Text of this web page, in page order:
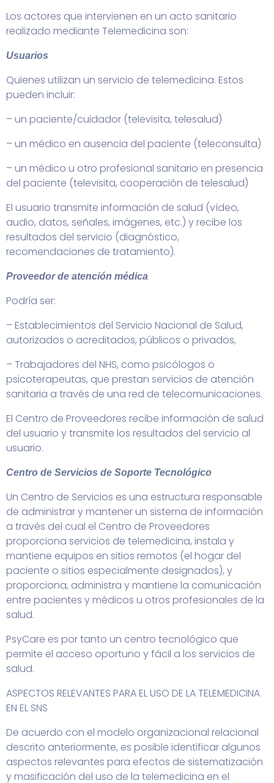
Los actores que intervienen en un acto sanitario
realizado mediante Telemedicina son:
Usuarios
Quienes utilizan un servicio de telemedicina. Estos
pueden incluir:
– un paciente/cuidador (televisita, telesalud)
– un médico en ausencia del paciente (teleconsulta)
– un médico u otro profesional sanitario en presencia
del paciente (televisita, cooperación de telesalud)
El usuario transmite información de salud (vídeo,
audio, datos, señales, imágenes, etc.) y recibe los
resultados del servicio (diagnóstico,
recomendaciones de tratamiento).
Proveedor de atención médica
Podría ser:
– Establecimientos del Servicio Nacional de Salud,
autorizados o acreditados, públicos o privados,
– Trabajadores del NHS, como psicólogos o
psicoterapeutas, que prestan servicios de atención
sanitaria a través de una red de telecomunicaciones.
El Centro de Proveedores recibe información de salud
del usuario y transmite los resultados del servicio al
usuario.
Centro de Servicios de Soporte Tecnológico
Un Centro de Servicios es una estructura responsable
de administrar y mantener un sistema de información
a través del cual el Centro de Proveedores
proporciona servicios de telemedicina, instala y
mantiene equipos en sitios remotos (el hogar del
paciente o sitios especialmente designados), y
proporciona, administra y mantiene la comunicación
entre pacientes y médicos u otros profesionales de la
salud.
PsyCare es por tanto un centro tecnológico que
permite el acceso oportuno y fácil a los servicios de
salud.
ASPECTOS RELEVANTES PARA EL USO DE LA TELEMEDICINA
EN EL SNS
De acuerdo con el modelo organizacional relacional
descrito anteriormente, es posible identificar algunos
aspectos relevantes para efectos de sistematización
y masificación del uso de la telemedicina en el